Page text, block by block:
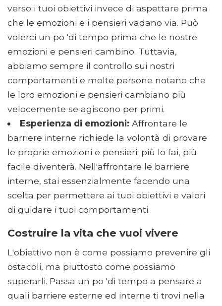
verso i tuoi obiettivi invece di aspettare prima
che le emozioni e i pensieri vadano via. Può
volerci un po 'di tempo prima che le nostre
emozioni e pensieri cambino. Tuttavia,
abbiamo sempre il controllo sui nostri
comportamenti e molte persone notano che
le loro emozioni e pensieri cambiano più
velocemente se agiscono per primi.
Esperienza di emozioni: Affrontare le
barriere interne richiede la volontà di provare
le proprie emozioni e pensieri; più lo fai, più
facile diventerà. Nell'affrontare le barriere
interne, stai essenzialmente facendo una
scelta per permettere ai tuoi obiettivi e valori
di guidare i tuoi comportamenti.
Costruire la vita che vuoi vivere
L'obiettivo non è come possiamo prevenire gli
ostacoli, ma piuttosto come possiamo
superarli. Passa un po 'di tempo a pensare a
quali barriere esterne ed interne ti trovi nella